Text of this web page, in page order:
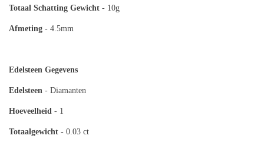
Totaal Schatting Gewicht - 10g
Afmeting - 4.5mm
Edelsteen Gegevens
Edelsteen - Diamanten
Hoeveelheid - 1
Totaalgewicht - 0.03 ct